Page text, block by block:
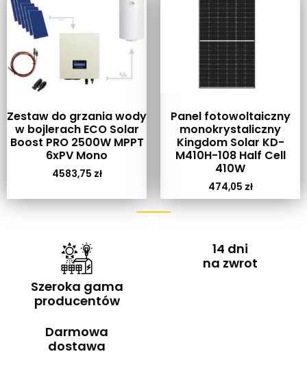
Zestaw do grzania wody
w bojlerach ECO Solar
Boost PRO 2500W MPPT
6xPV Mono
4583,75 zł
Panel fotowoltaiczny
monokrystaliczny
Kingdom Solar KD-
M410H-108 Half Cell
410W
474,05 zł
Szeroka gama
producentów
14 dni
na zwrot
Darmowa
dostawa